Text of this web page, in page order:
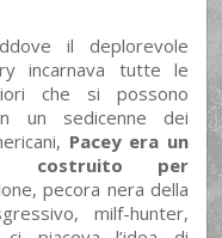
il deplorevole
incarnava tutte le
che si possono
un sedicenne dei
Pacey era un
costruito per
pecora nera della
milf-hunter,